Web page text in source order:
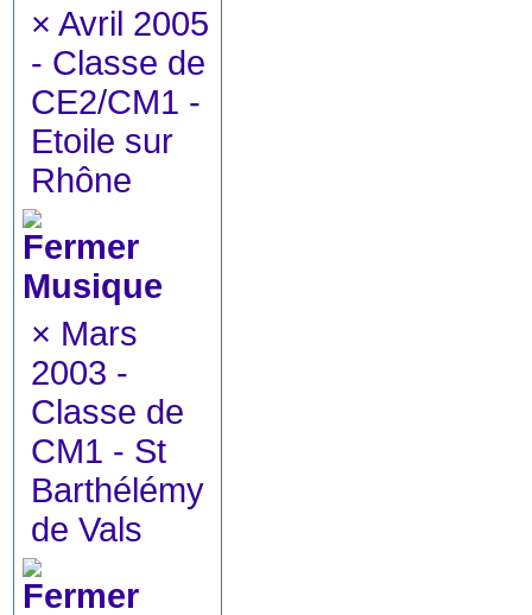
× Avril 2005
- Classe de
CE2/CM1 -
Etoile sur
Rhône
Musique
× Mars
2003 -
Classe de
CM1 - St
Barthélémy
de Vals